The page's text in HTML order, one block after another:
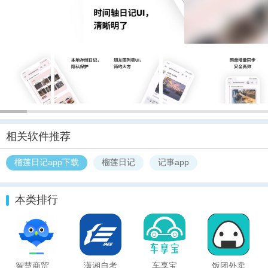
相关软件推荐
榴莲日记app下载 榴莲日记 记事app
本类排行
潇湘自考 车享宝 饭团外卖